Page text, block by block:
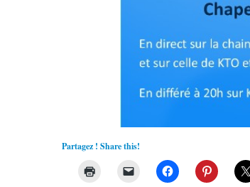
Partagez ! Share this!